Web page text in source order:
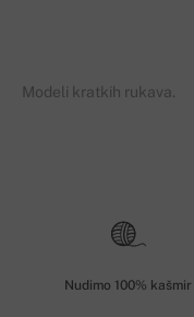
Modeli kratkih rukava.
Nudimo 100% kašmir